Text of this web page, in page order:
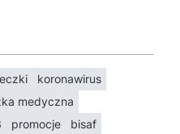
koronawirus
medyczna
promocje bisaf